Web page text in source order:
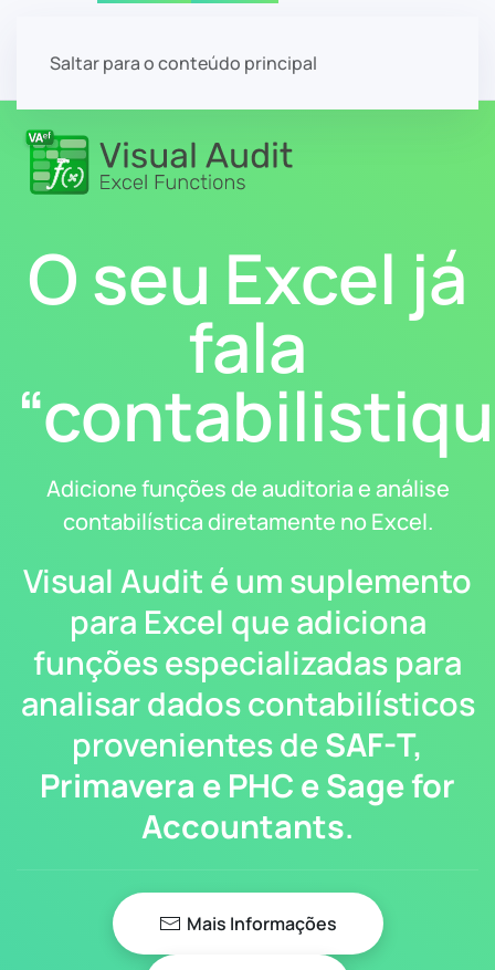
Saltar para o conteúdo principal
O seu Excel já
fala
Adicione funções de auditoria e análise
contabilística diretamente no Excel.
Visual Audit é um suplemento
para Excel que adiciona
funções especializadas para
analisar dados contabilísticos
provenientes de SAF-T,
Primavera e PHC e Sage for
Accountants.
Mais Informações